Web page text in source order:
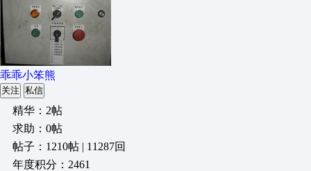
乖乖小笨熊
关注 私信
精华：2帖
求助：0帖
帖子：1210帖 | 11287回
年度积分：2461